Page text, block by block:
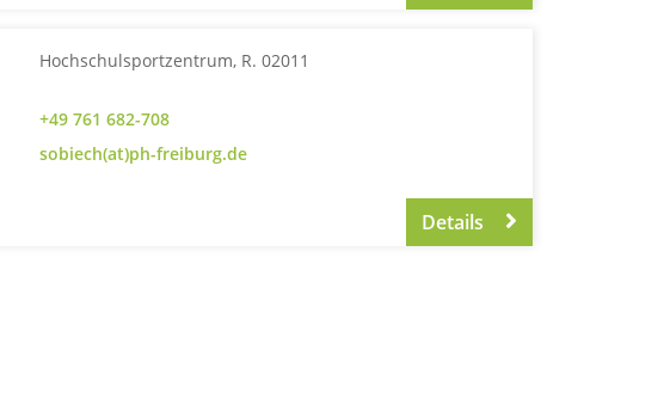
Hochschulsportzentrum, R. 02011
+49 761 682-708
sobiech(at)ph-freiburg.de
Details